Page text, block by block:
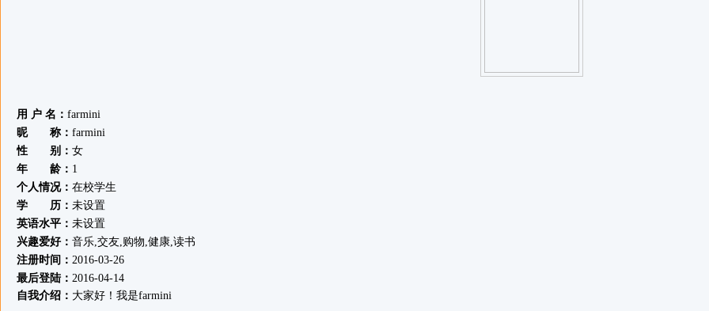
用 户 名： farmini
昵 称： farmini
性 别： 女
年 龄： 1
个人情况： 在校学生
学 历： 未设置
英语水平： 未设置
兴趣爱好： 音乐,交友,购物,健康,读书
注册时间： 2016-03-26
最后登陆： 2016-04-14
自我介绍： 大家好！我是farmini